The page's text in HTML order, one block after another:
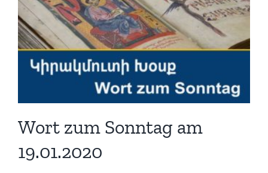
Wort zum Sonntag am
19.01.2020